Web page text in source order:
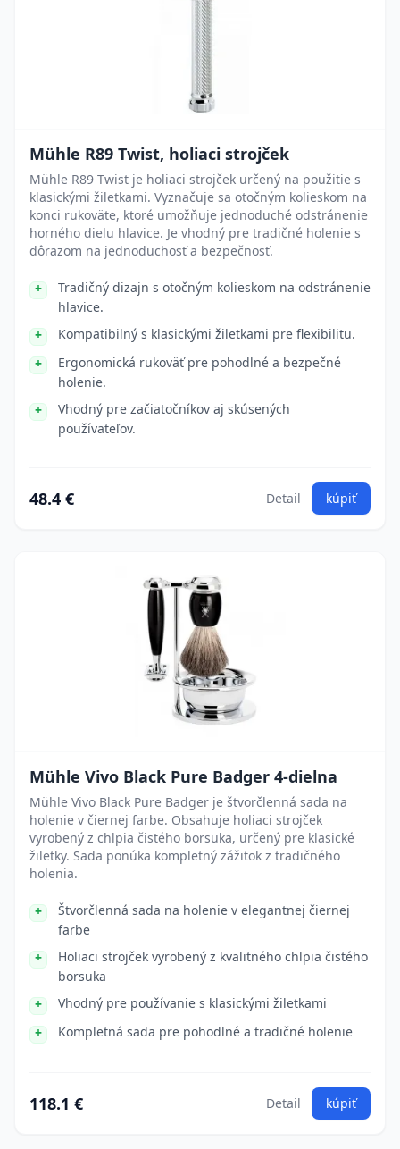
Mühle R89 Twist, holiaci strojček
Mühle R89 Twist je holiaci strojček určený na použitie s
klasickými žiletkami. Vyznačuje sa otočným kolieskom na
konci rukoväte, ktoré umožňuje jednoduché odstránenie
horného dielu hlavice. Je vhodný pre tradičné holenie s
dôrazom na jednoduchosť a bezpečnosť.
Tradičný dizajn s otočným kolieskom na odstránenie
hlavice.
Kompatibilný s klasickými žiletkami pre flexibilitu.
Ergonomická rukoväť pre pohodlné a bezpečné
holenie.
Vhodný pre začiatočníkov aj skúsených
používateľov.
48.4 € Detail kúpiť
Mühle Vivo Black Pure Badger 4-dielna
Mühle Vivo Black Pure Badger je štvorčlenná sada na
holenie v čiernej farbe. Obsahuje holiaci strojček
vyrobený z chlpia čistého borsuka, určený pre klasické
žiletky. Sada ponúka kompletný zážitok z tradičného
holenia.
Štvorčlenná sada na holenie v elegantnej čiernej
farbe
Holiaci strojček vyrobený z kvalitného chlpia čistého
borsuka
Vhodný pre používanie s klasickými žiletkami
Kompletná sada pre pohodlné a tradičné holenie
118.1 € Detail kúpiť